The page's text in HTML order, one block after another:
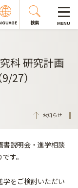
検索 MENU
科 研究計画
27）
お知らせ
書説明会・進学相談
す。
学をご検討いただい